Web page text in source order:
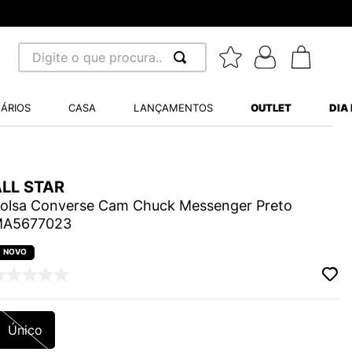
Digite o que procura...
CASA LANÇAMENTOS OUTLET DIA
STAR
Converse Cam Chuck Messenger Preto
Único
BALANCE 530
BABY
VANS ULTRARANGE